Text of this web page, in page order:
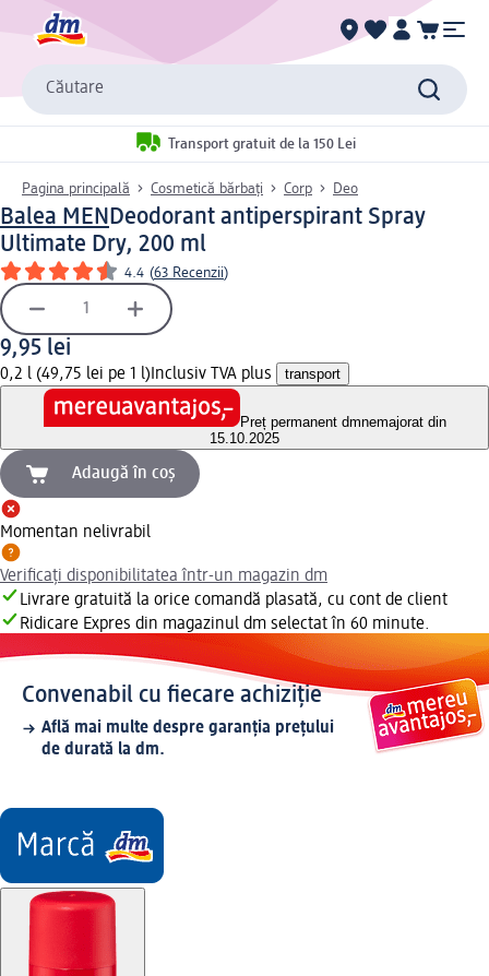
Căutare
Transport gratuit de la 150 Lei
Pagina principală Cosmetică bărbați Corp Deo
Balea MENDeodorant antiperspirant Spray
Ultimate Dry, 200 ml
4.4 (63 Recenzii)
9,95 lei
0,2 l (49,75 lei pe 1 l) Inclusiv TVA plus transport
Preț permanent dmnemajorat din
15.10.2025
Adaugă în coș
Momentan nelivrabil
Verificați disponibilitatea într-un magazin dm
Livrare gratuită la orice comandă plasată, cu cont de client
Ridicare Expres din magazinul dm selectat în 60 minute.
Convenabil cu fiecare achiziție
Află mai multe despre garanția prețului
de durată la dm.